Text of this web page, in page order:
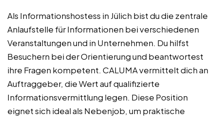
Als Informationshostess in Jülich bist du die zentrale
Anlaufstelle für Informationen bei verschiedenen
Veranstaltungen und in Unternehmen. Du hilfst
Besuchern bei der Orientierung und beantwortest
ihre Fragen kompetent. CALUMA vermittelt dich an
Auftraggeber, die Wert auf qualifizierte
Informationsvermittlung legen. Diese Position
eignet sich ideal als Nebenjob, um praktische